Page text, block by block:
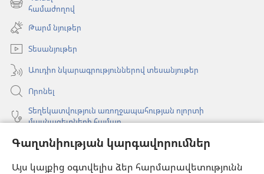
Գաղտնիության կարգավորումներ
Այս կայքից օգտվելիս ձեր հարմարավետությունն
նոր
պատուհան)
համաժողով
(բացվում
նոր
պատուհան)
Թարմ նյութեր
Տեսանյութեր
Աուդիո նկարագրություններով տեսանյութեր
Որոնել
Տեղեկատվություն առողջապահության ոլորտի
մասնագետների համար
Գլոբալ հաղորդակցություն
Օգնություն